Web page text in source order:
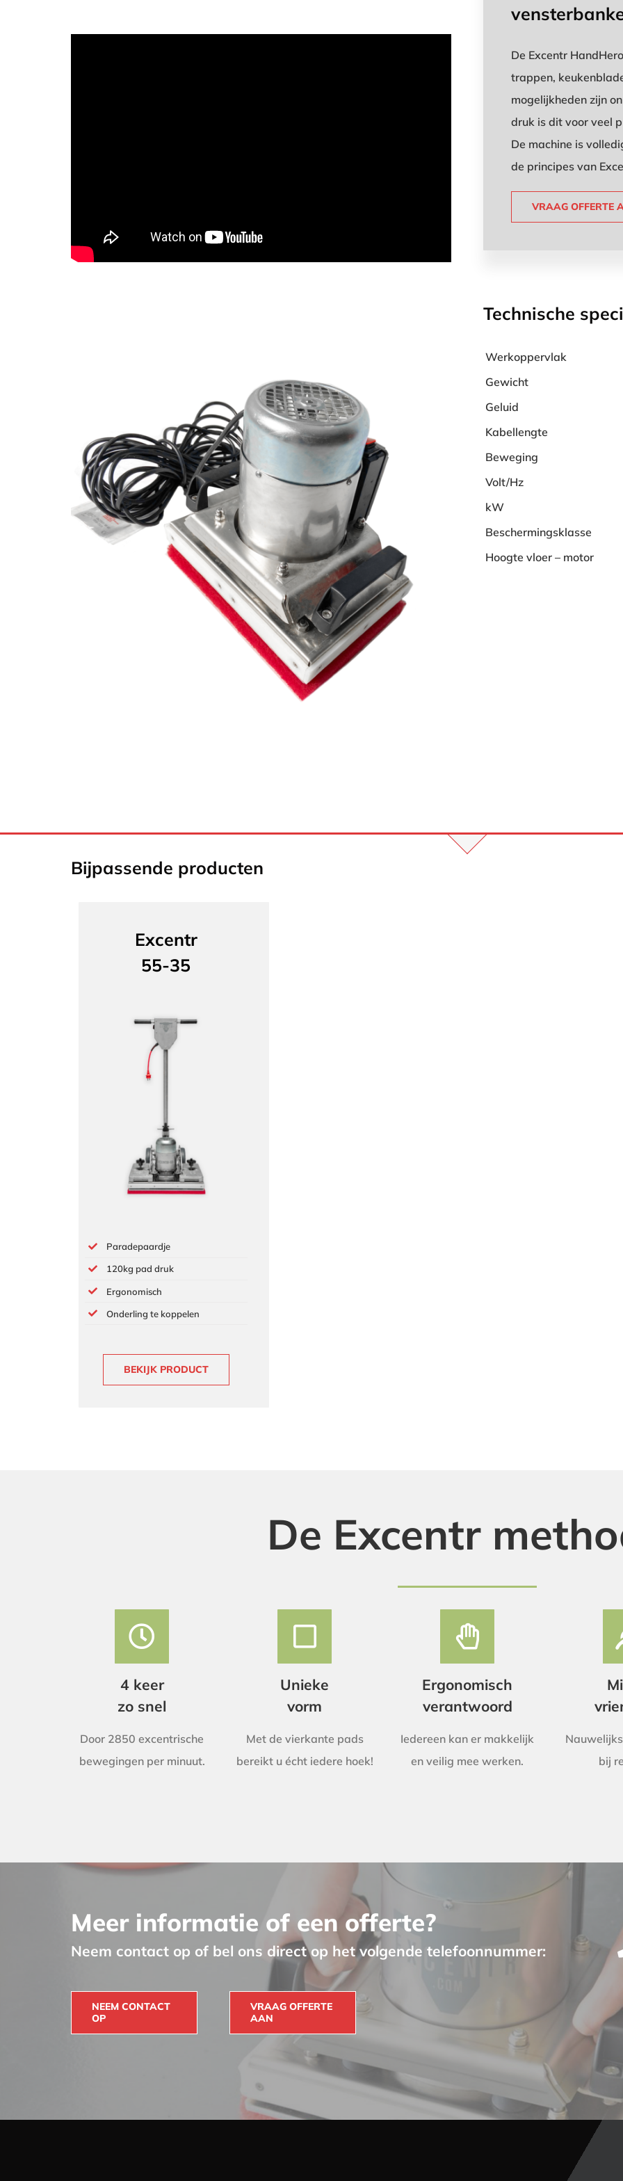
De Excentr
trappen,
mogelijkheden zijn
druk is dit voor veel
De machine is
de principes van
VRAAG OFFERTE
Technische
Werkoppervlak
Gewicht
Geluid
Kabellengte
Beweging
Volt/Hz
kW
Beschermingsklasse
Hoogte vloer – motor
Bijpassende producten
Excentr
55-35
Paradepaardje
120kg pad druk
Ergonomisch
Onderling te koppelen
BEKIJK PRODUCT
De Excentr
4 keer
zo snel
Door 2850 excentrische
bewegingen per minuut.
Unieke
vorm
Met de vierkante pads
bereikt u écht iedere hoek!
Ergonomisch
verantwoord
Iedereen kan er makkelijk
en veilig mee werken.
bij
Meer informatie of een offerte?
Neem contact op of bel ons direct op het volgende telefoonnummer:
NEEM CONTACT
OP
VRAAG OFFERTE
AAN